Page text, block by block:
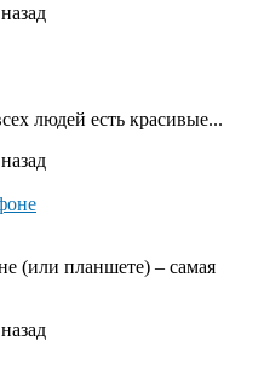
людей есть красивые...
(или планшете) – самая